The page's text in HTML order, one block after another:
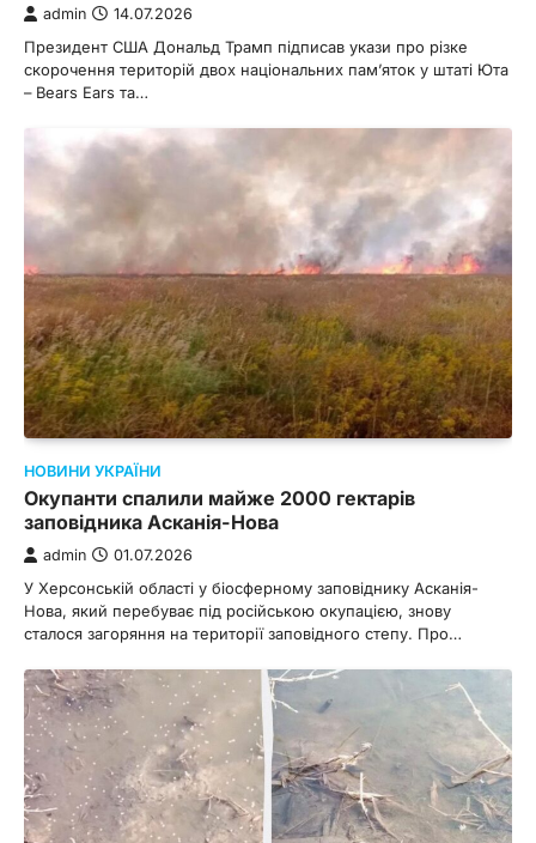
admin 14.07.2026
Президент США Дональд Трамп підписав укази про різке
скорочення територій двох національних пам’яток у штаті Юта
– Bears Ears та…
НОВИНИ УКРАЇНИ
Окупанти спалили майже 2000 гектарів
заповідника Асканія-Нова
admin 01.07.2026
У Херсонській області у біосферному заповіднику Асканія-
Нова, який перебуває під російською окупацією, знову
сталося загоряння на території заповідного степу. Про…